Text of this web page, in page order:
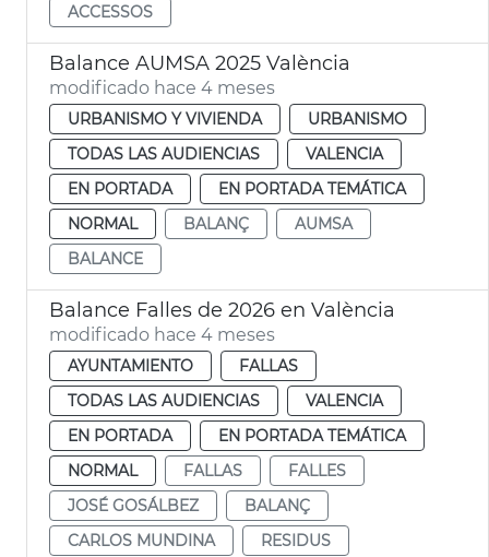
ACCESSOS
Balance AUMSA 2025 València
modificado hace 4 meses
URBANISMO Y VIVIENDA
URBANISMO
TODAS LAS AUDIENCIAS
VALENCIA
EN PORTADA
EN PORTADA TEMÁTICA
NORMAL
BALANÇ
AUMSA
BALANCE
Balance Falles de 2026 en València
modificado hace 4 meses
AYUNTAMIENTO
FALLAS
TODAS LAS AUDIENCIAS
VALENCIA
EN PORTADA
EN PORTADA TEMÁTICA
NORMAL
FALLAS
FALLES
JOSÉ GOSÁLBEZ
BALANÇ
CARLOS MUNDINA
RESIDUS